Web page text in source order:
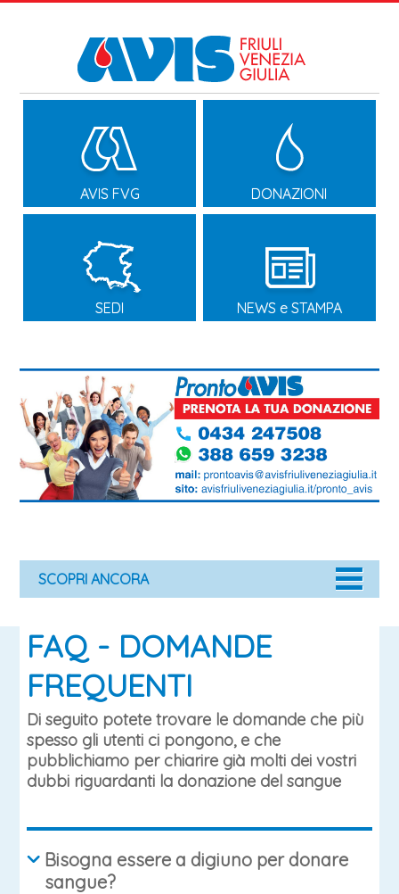
AVIS FVG DONAZIONI
SEDI NEWS e STAMPA
SCOPRI ANCORA
FAQ - DOMANDE
FREQUENTI
Di seguito potete trovare le domande che più
spesso gli utenti ci pongono, e che
pubblichiamo per chiarire già molti dei vostri
dubbi riguardanti la donazione del sangue
Bisogna essere a digiuno per donare
sangue?